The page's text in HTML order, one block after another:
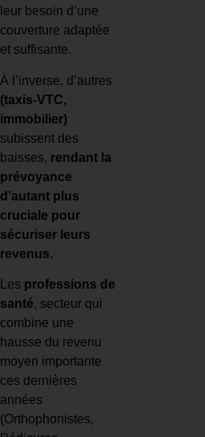
leur besoin d’une
couverture adaptée
et suffisante.
À l’inverse, d’autres
(taxis-VTC,
immobilier)
subissent des
baisses, rendant la
prévoyance
d’autant plus
cruciale pour
sécuriser leurs
revenus.
Les professions de
santé, secteur qui
combine une
hausse du revenu
moyen importante
ces dernières
années
(Orthophonistes,